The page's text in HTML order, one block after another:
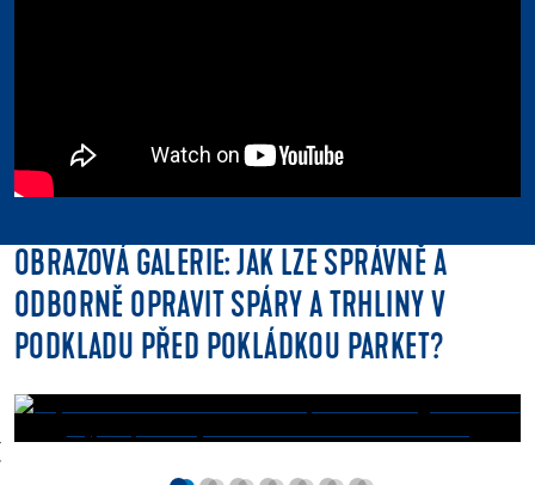
OBRAZOVÁ GALERIE: JAK LZE SPRÁVNĚ A
ODBORNĚ OPRAVIT SPÁRY A TRHLINY V
PODKLADU PŘED POKLÁDKOU PARKET?